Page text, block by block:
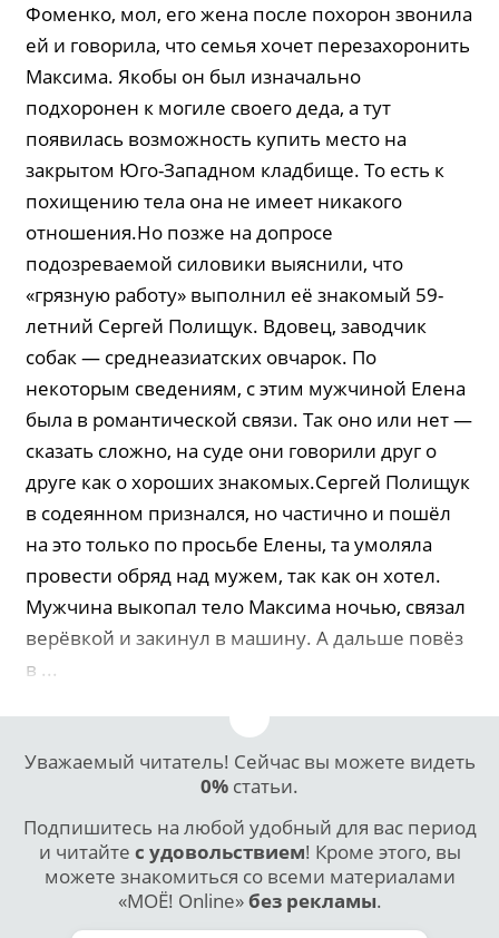
Фоменко, мол, его жена после похорон звонила
ей и говорила, что семья хочет перезахоронить
Максима. Якобы он был изначально
подхоронен к могиле своего деда, а тут
появилась возможность купить место на
закрытом Юго-Западном кладбище. То есть к
похищению тела она не имеет никакого
отношения.Но позже на допросе
подозреваемой силовики выяснили, что
«грязную работу» выполнил её знакомый 59-
летний Сергей Полищук. Вдовец, заводчик
собак — среднеазиатских овчарок. По
некоторым сведениям, с этим мужчиной Елена
была в романтической связи. Так оно или нет —
сказать сложно, на суде они говорили друг о
друге как о хороших знакомых.Сергей Полищук
в содеянном признался, но частично и пошёл
на это только по просьбе Елены, та умоляла
провести обряд над мужем, так как он хотел.
Мужчина выкопал тело Максима ночью, связал
верёвкой и закинул в машину. А дальше повёз
в ...
Уважаемый читатель! Сейчас вы можете видеть
0% статьи.
Подпишитесь на любой удобный для вас период
и читайте с удовольствием! Кроме этого, вы
можете знакомиться со всеми материалами
«МОЁ! Online»без рекламы.